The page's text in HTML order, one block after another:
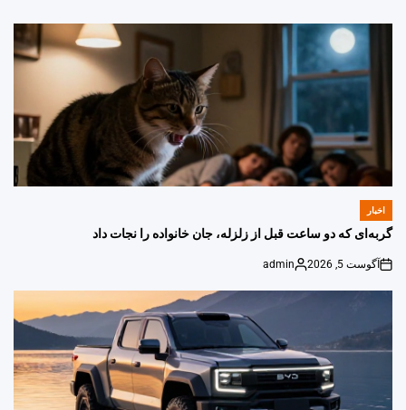
POSTED
IN
اخبار
گربه‌ای که دو ساعت قبل از زلزله، جان خانواده را نجات داد
on
آگوست 5, 2026
Posted
admin